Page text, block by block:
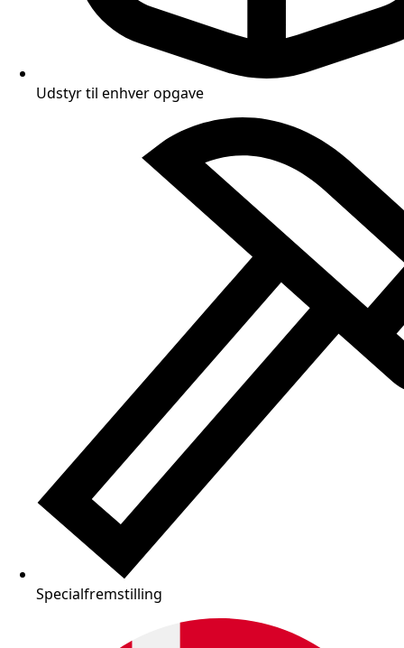
Udstyr til enhver opgave
Specialfremstilling